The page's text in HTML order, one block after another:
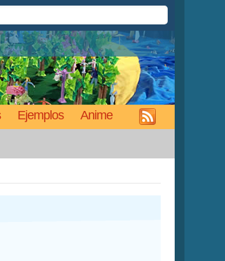
Ejemplos Anime